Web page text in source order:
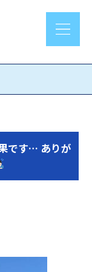
です… ありが